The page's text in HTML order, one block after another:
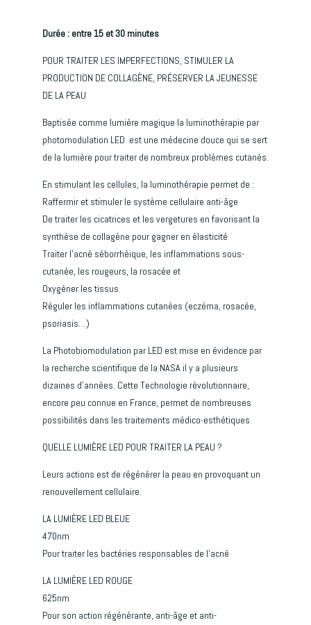
Durée : entre 15 et 30 minutes
POUR TRAITER LES IMPERFECTIONS, STIMULER LA
PRODUCTION DE COLLAGÈNE, PRÉSERVER LA JEUNESSE
DE LA PEAU
Baptisée comme lumière magique la luminothérapie par
photomodulation LED est une médecine douce qui se sert
de la lumière pour traiter de nombreux problèmes cutanés.
En stimulant les cellules, la luminothérapie permet de :
Raffermir et stimuler le système cellulaire anti-âge
De traiter les cicatrices et les vergetures en favorisant la
synthèse de collagène pour gagner en élasticité
Traiter l’acné séborrhéique, les inflammations sous-
cutanée, les rougeurs, la rosacée et
Oxygéner les tissus
Réguler les inflammations cutanées (eczéma, rosacée,
psoriasis…)
La Photobiomodulation par LED est mise en évidence par
la recherche scientifique de la NASA il y a plusieurs
dizaines d’années. Cette Technologie révolutionnaire,
encore peu connue en France, permet de nombreuses
possibilités dans les traitements médico-esthétiques.
QUELLE LUMIÈRE LED POUR TRAITER LA PEAU ?
Leurs actions est de régénérer la peau en provoquant un
renouvellement cellulaire.
LA LUMIÈRE LED BLEUE
470nm
Pour traiter les bactéries responsables de l’acné
LA LUMIÈRE LED ROUGE
625nm
Pour son action régénérante, anti-âge et anti-